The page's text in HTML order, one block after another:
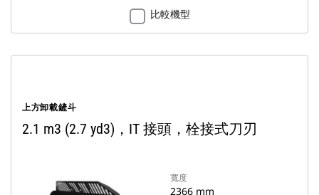
比較機型
上方卸載鏟斗
2.1 m3 (2.7 yd3)，IT 接頭，栓接式刀刃
寬度
2366 mm